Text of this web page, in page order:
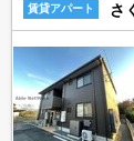
賃貸アパート さ